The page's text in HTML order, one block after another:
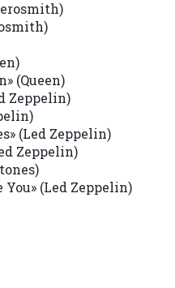
(Queen)
Zeppelin)
(Led Zeppelin)
Zeppelin)
You» (Led Zeppelin)